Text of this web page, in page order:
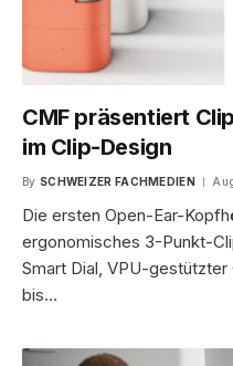
CMF präsentiert
im Clip-Design
By SCHWEIZER FACHMEDIEN
Die ersten Open-Ear-
ergonomisches 3-Punkt-
Smart Dial, VPU-
bis…